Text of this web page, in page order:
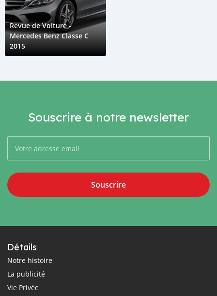
Revue de Voiture -
Mercedes Benz Classe C
2015
Souscrire à notre newsletter
Souscrire
Détails
Notre histoire
La publicité
Vie Privée